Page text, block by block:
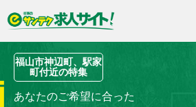
福山市神辺町、駅家
町付近の特集
あなたのご希望に合った